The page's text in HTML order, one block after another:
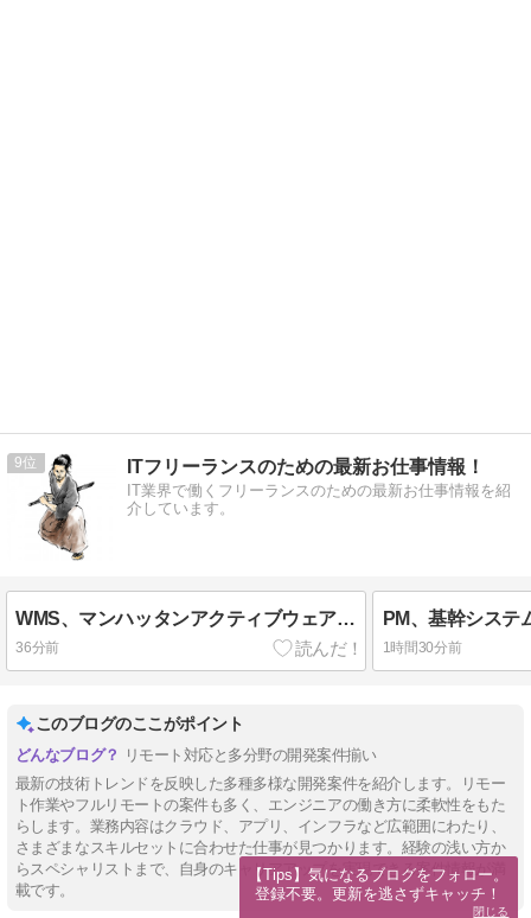
9 ITフリーランスのための最新お仕事情報！
IT業界で働くフリーランスのための最新お仕事情報を紹
介しています。
WMS、マンハッタンアクティブウェアハウスマネジメント導入支援案件
36分前
PM、基幹システ
1時間30分前
このブログのここがポイント
リモート対応と多分野の開発案件揃い
最新の技術トレンドを反映した多種多様な開発案件を紹介します。リモー
ト作業やフルリモートの案件も多く、エンジニアの働き方に柔軟性をもた
らします。業務内容はクラウド、アプリ、インフラなど広範囲にわたり、
さまざまなスキルセットに合わせた仕事が見つかります。経験の浅い方か
らスペシャリストまで、自身のキャリアアップを実現できる案件情報が満
載です。
【Tips】気になるブログをフォロー。
登録不要。更新を逃さずキャッチ！
閉じる